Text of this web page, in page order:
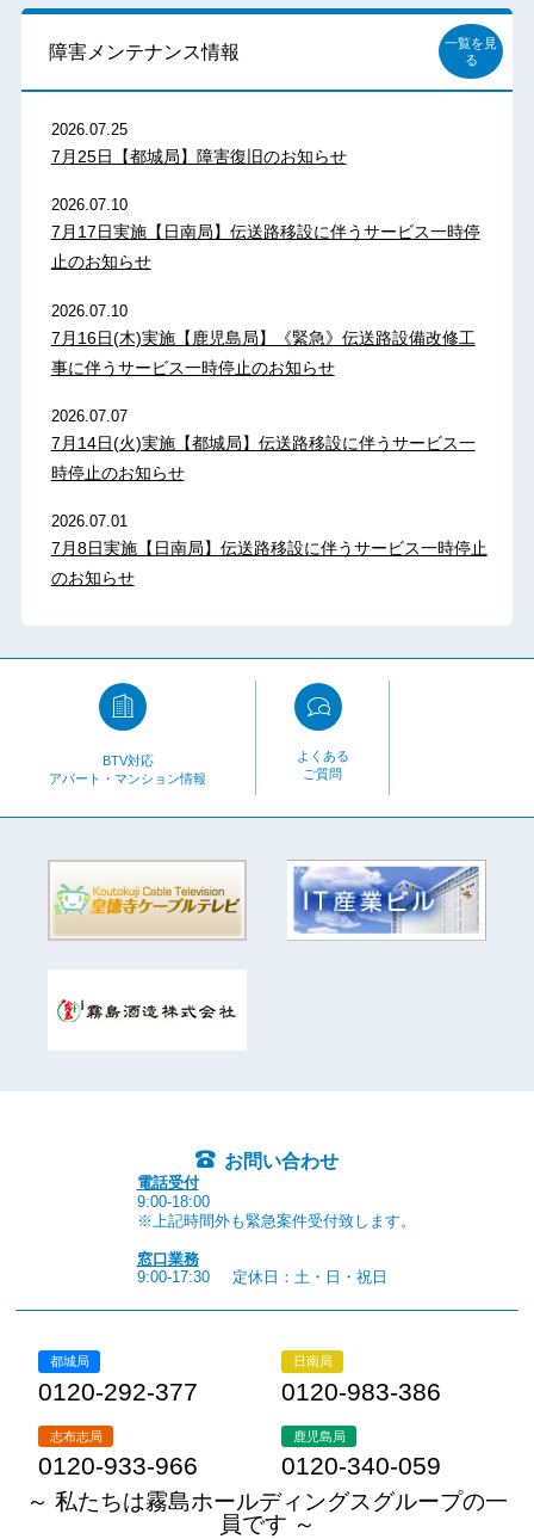
障害メンテナンス情報
一覧を見
る
2026.07.25
7月25日【都城局】障害復旧のお知らせ
2026.07.10
7月17日実施【日南局】伝送路移設に伴うサービス一時停
止のお知らせ
2026.07.10
7月16日(木)実施【鹿児島局】《緊急》伝送路設備改修工
事に伴うサービス一時停止のお知らせ
2026.07.07
7月14日(火)実施【都城局】伝送路移設に伴うサービス一
時停止のお知らせ
2026.07.01
7月8日実施【日南局】伝送路移設に伴うサービス一時停止
のお知らせ
BTV対応
アパート・マンション情報
よくある
ご質問
お問い合わせ
電話受付
9:00-18:00
※上記時間外も緊急案件受付致します。
窓口業務
9:00-17:30
定休日：土・日・祝日
都城局
0120-292-377
日南局
0120-983-386
志布志局
0120-933-966
鹿児島局
0120-340-059
～ 私たちは霧島ホールディングスグループの一
員です ～